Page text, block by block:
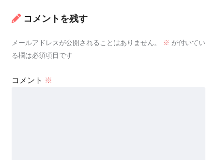
コメントを残す
メールアドレスが公開されることはありません。 ※ が付いてい
る欄は必須項目です
コメント ※